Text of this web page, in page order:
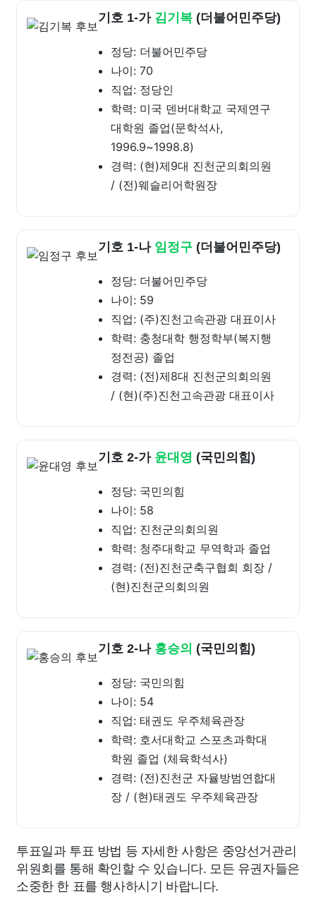
기호 1-가 김기복 (더불어민주당)
정당: 더불어민주당
나이: 70
직업: 정당인
학력: 미국 덴버대학교 국제연구
대학원 졸업(문학석사,
1996.9~1998.8)
경력: (현)제9대 진천군의회의원
/ (전)웨슬리어학원장
기호 1-나 임정구 (더불어민주당)
정당: 더불어민주당
나이: 59
직업: (주)진천고속관광 대표이사
학력: 충청대학 행정학부(복지행
정전공) 졸업
경력: (전)제8대 진천군의회의원
/ (현)(주)진천고속관광 대표이사
기호 2-가 윤대영 (국민의힘)
정당: 국민의힘
나이: 58
직업: 진천군의회의원
학력: 청주대학교 무역학과 졸업
경력: (전)진천군축구협회 회장 /
(현)진천군의회의원
기호 2-나 홍승의 (국민의힘)
정당: 국민의힘
나이: 54
직업: 태권도 우주체육관장
학력: 호서대학교 스포츠과학대
학원 졸업 (체육학석사)
경력: (전)진천군 자율방범연합대
장 / (현)태권도 우주체육관장
투표일과 투표 방법 등 자세한 사항은 중앙선거관리
위원회를 통해 확인할 수 있습니다. 모든 유권자들은
소중한 한 표를 행사하시기 바랍니다.